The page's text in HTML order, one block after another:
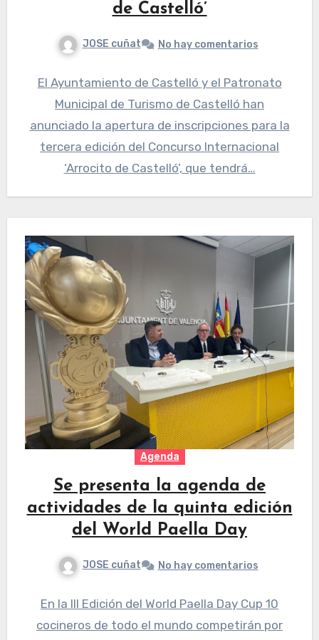
de Castelló’
JOSE cuñat No hay comentarios
El Ayuntamiento de Castelló y el Patronato
Municipal de Turismo de Castelló han
anunciado la apertura de inscripciones para la
tercera edición del Concurso Internacional
‘Arrocito de Castelló’, que tendrá…
Agenda
Se presenta la agenda de
actividades de la quinta edición
del World Paella Day
JOSE cuñat No hay comentarios
En la III Edición del World Paella Day Cup 10
cocineros de todo el mundo competirán por